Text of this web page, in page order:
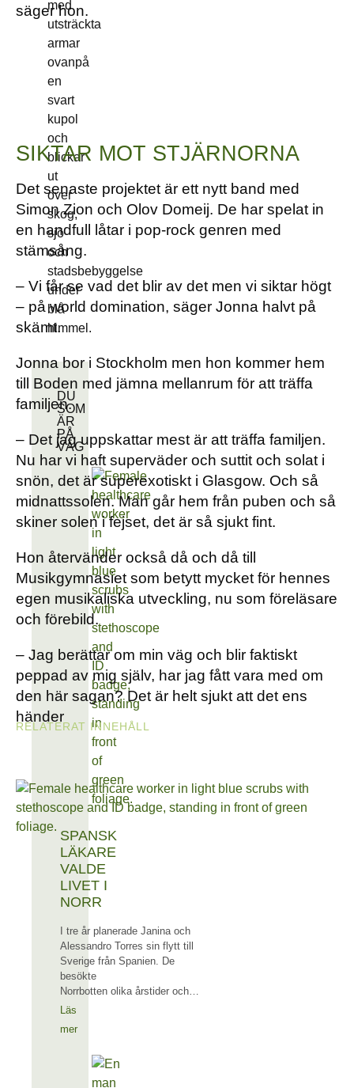
DU
SOM
ÄR
PÅ
VÄG
SPANSK
LÄKARE
VALDE
LIVET I
NORR
I tre år planerade Janina och
Alessandro Torres sin flytt till
Sverige från Spanien. De
besökte
Norrbotten olika årstider och…
Läs
mer
säger hon.
SIKTAR MOT STJÄRNORNA
Det senaste projektet är ett nytt band med
Simon Zion och Olov Domeij. De har spelat in
en handfull låtar i pop-rock genren med
stämsång.
– Vi får se vad det blir av det men vi siktar högt
– på world domination, säger Jonna halvt på
skämt.
Jonna bor i Stockholm men hon kommer hem
till Boden med jämna mellanrum för att träffa
familjen.
– Det jag uppskattar mest är att träffa familjen.
Nu har vi haft superväder och suttit och solat i
snön, det är superexotiskt i Glasgow. Och så
midnattssolen. Man går hem från puben och så
skiner solen i fejset, det är så sjukt fint.
Hon återvänder också då och då till
Musikgymnasiet som betytt mycket för hennes
egen musikaliska utveckling, nu som föreläsare
och förebild.
– Jag berättar om min väg och blir faktiskt
peppad av mig själv, har jag fått vara med om
den här sagan? Det är helt sjukt att det ens
händer
RELATERAT INNEHÅLL